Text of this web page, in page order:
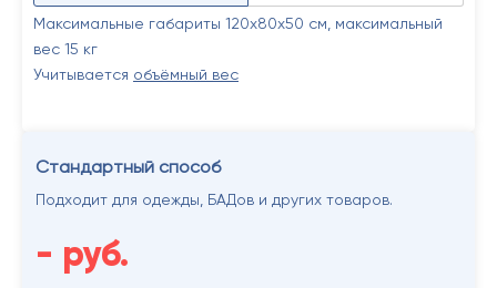
Максимальные габариты 120х80х50 см, максимальный
вес 15 кг
Учитывается объёмный вес
Стандартный способ
Подходит для одежды, БАДов и других товаров.
- руб.